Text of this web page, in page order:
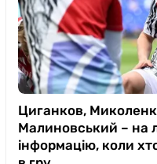
Циганков,
Малиновський – на
інформацію, коли